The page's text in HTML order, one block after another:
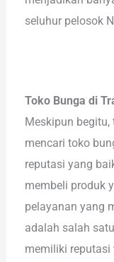
seluhur pelosok
Toko Bunga di
Meskipun
mencari toko
reputasi yang
membeli produk
pelayanan yang
adalah salah
memiliki reputasi